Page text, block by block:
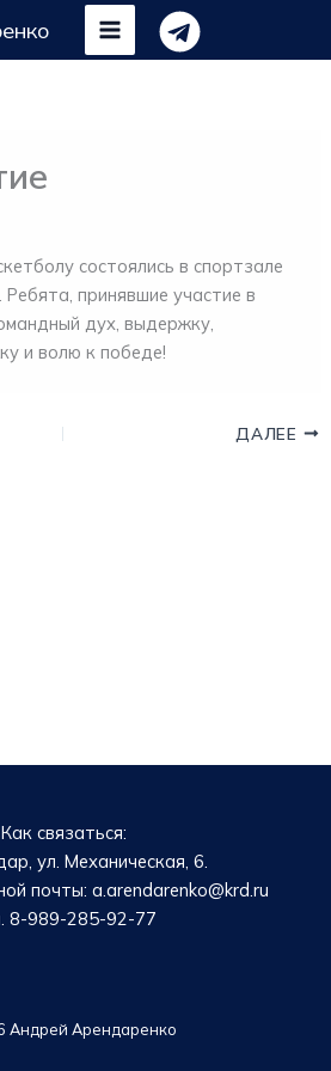
состоялись в спортзале
принявшие участие в
дух, выдержку,
и волю к победе!
ДАЛЕЕ
Как связаться:
ул. Механическая, 6.
почты: a.arendarenko@krd.ru
8-989-285-92-77
Андрей Арендаренко